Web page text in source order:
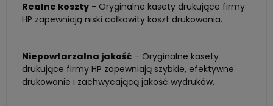
Realne koszty - Oryginalne kasety drukujące firmy
HP zapewniają niski całkowity koszt drukowania.
Niepowtarzalna jakość - Oryginalne kasety
drukujące firmy HP zapewniają szybkie, efektywne
drukowanie i zachwycającą jakość wydruków.